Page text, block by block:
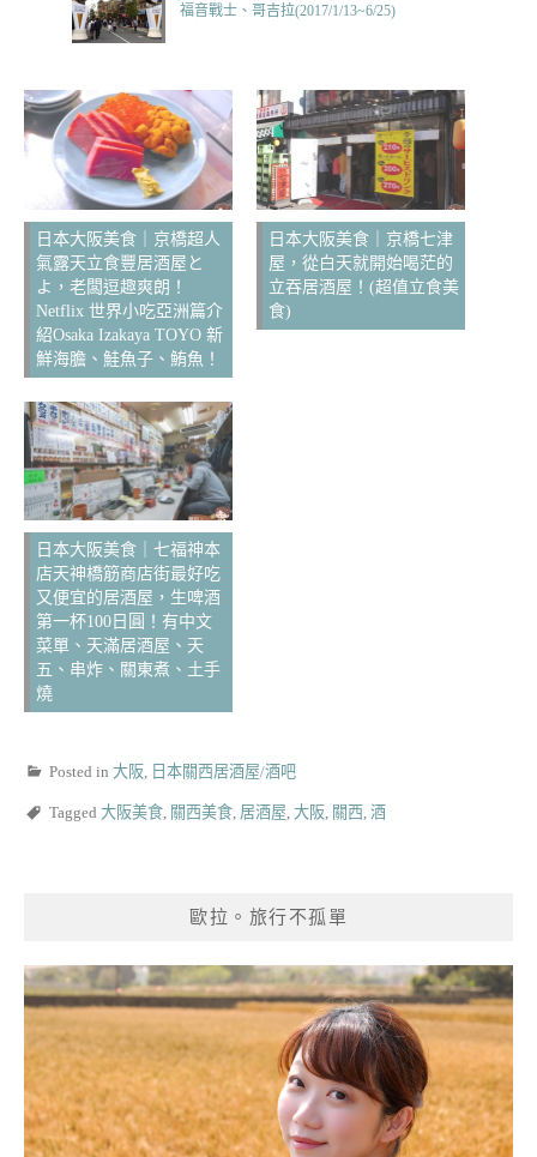
福音戰士、哥吉拉(2017/1/13~6/25)
日本大阪美食｜京橋超人
氣露天立食豐居酒屋と
よ，老闆逗趣爽朗！
Netflix 世界小吃亞洲篇介
紹Osaka Izakaya TOYO 新
鮮海膽、鮭魚子、鮪魚！
日本大阪美食｜京橋七津
屋，從白天就開始喝茫的
立吞居酒屋！(超值立食美
食)
日本大阪美食｜七福神本
店天神橋筋商店街最好吃
又便宜的居酒屋，生啤酒
第一杯100日圓！有中文
菜單、天滿居酒屋、天
五、串炸、關東煮、土手
燒
Posted in 大阪 日本關西居酒屋/酒吧
Tagged 大阪美食 關西美食 居酒屋 大阪 關西 酒
歐拉。旅行不孤單